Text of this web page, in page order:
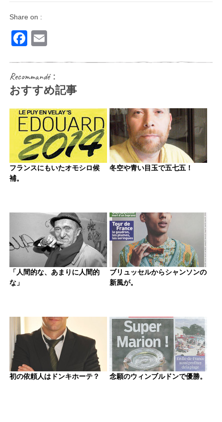
Share on :
Facebook
Recommandé：
おすすめ記事
フランスにもいたオモシロ候
補。
冬空や青い目玉で五七五！
「人間的な、あまりに人間的
な」
ブリュッセルからシャンソンの
新風が。
初の依頼人はドンキホーテ？ 念願のウィンブルドンで優勝。